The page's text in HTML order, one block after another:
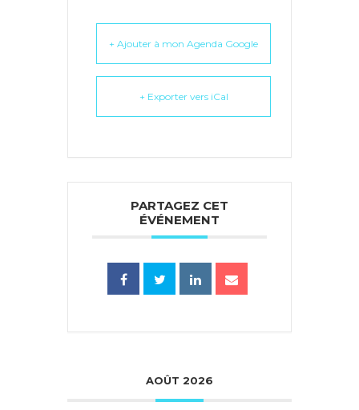
+ Ajouter à mon Agenda Google
+ Exporter vers iCal
PARTAGEZ CET
ÉVÉNEMENT
AOÛT 2026